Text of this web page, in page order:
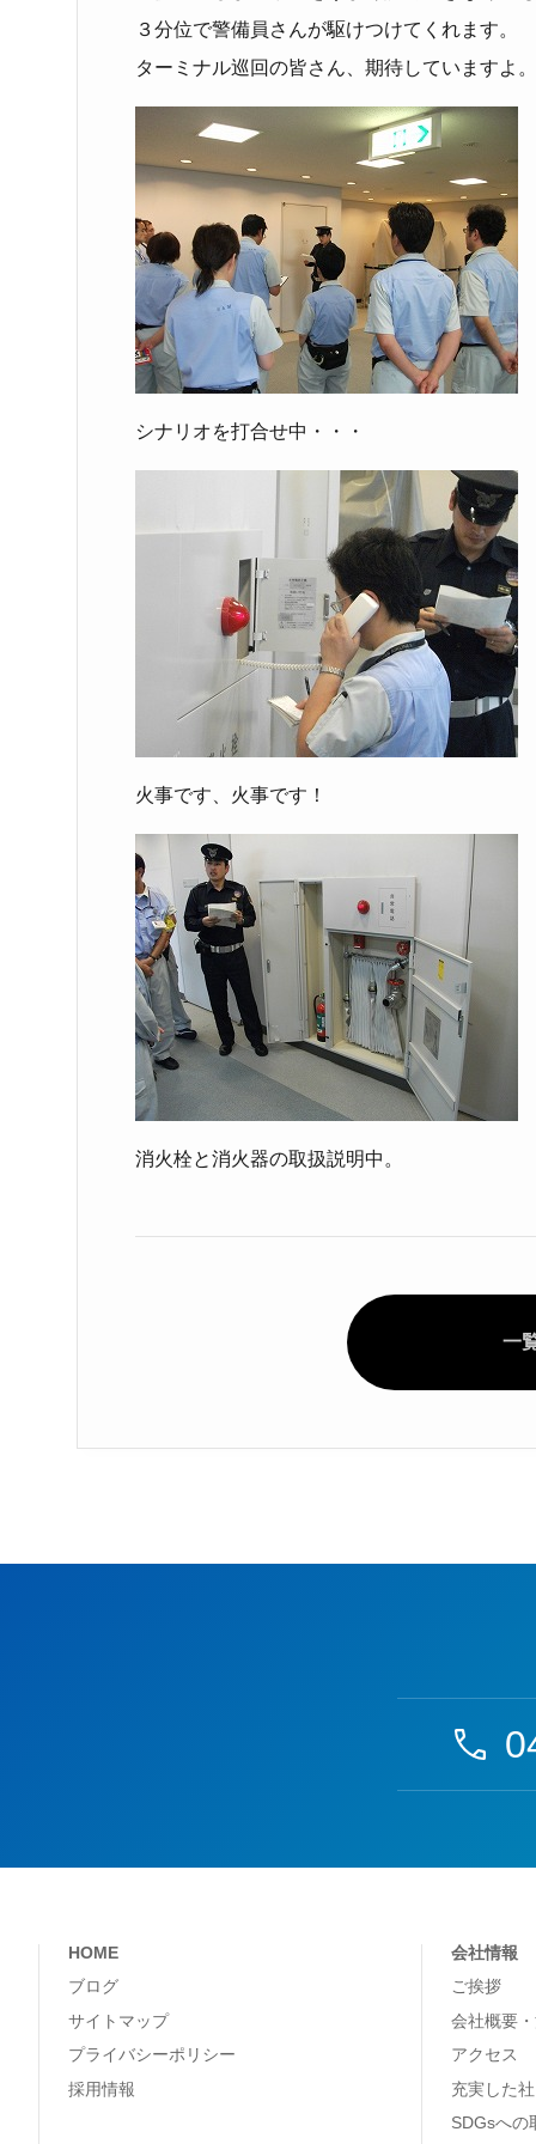
３分位で警備員さんが駆けつけてくれます。
ターミナル巡回の皆さん、期待していますよ。
シナリオを打合せ中・・・
火事です、火事です！
消火栓と消火器の取扱説明中。
一
HOME
ブログ
サイトマップ
プライバシーポリシー
採用情報
会社情報
ご挨拶
会社概要
アクセス
充実した
SDGsへの